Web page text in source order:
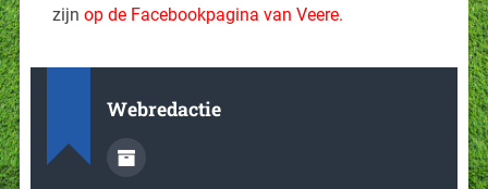
zijn op de Facebookpagina van Veere.
Webredactie